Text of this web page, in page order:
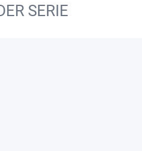
SERIE